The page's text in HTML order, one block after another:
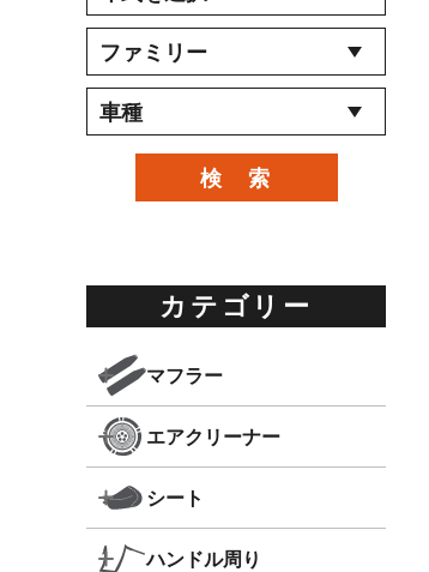
検 索
カテゴリー
マフラー
エアクリーナー
シート
ハンドル周り